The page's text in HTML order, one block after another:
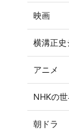
映画
横溝正史
アニメ
NHKの
朝ドラ